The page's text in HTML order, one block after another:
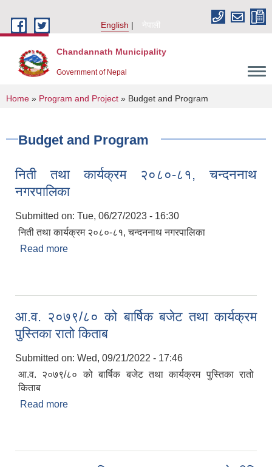
English
नेपाली
Chandannath Municipality
Government of Nepal
You are here
Home » Program and Project » Budget and Program
Budget and Program
निती तथा कार्यक्रम २०८०-८१, चन्दननाथ
नगरपालिका
Submitted on: Tue, 06/27/2023 - 16:30
निती तथा कार्यक्रम २०८०-८१, चन्दननाथ नगरपालिका
Read more
आ.व. २०७९/८० को बार्षिक बजेट तथा कार्यक्रम
पुस्तिका रातो किताब
Submitted on: Wed, 09/21/2022 - 17:46
आ.व. २०७९/८० को बार्षिक बजेट तथा कार्यक्रम पुस्तिका रातो
किताब
Read more